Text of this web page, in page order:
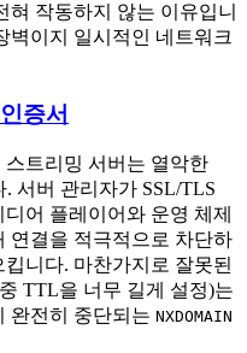
작동하지 않는 이유입니
벽이지 일시적인 네트워크
증서
트리밍 서버는 열악한
서버 관리자가 SSL/TLS
어 플레이어와 운영 체제
연결을 적극적으로 차단하
니다. 마찬가지로 잘못된
TTL을 너무 길게 설정)는
완전히 중단되는 NXDOMAIN